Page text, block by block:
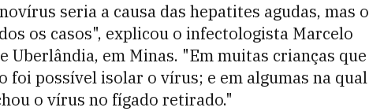
seria a causa das hepatites agudas, mas o
os casos", explicou o infectologista Marcelo
Uberlândia, em Minas. "Em muitas crianças que
foi possível isolar o vírus; e em algumas na qual
o vírus no fígado retirado."